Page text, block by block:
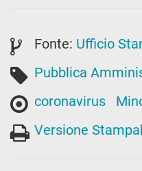
Fonte: Ufficio
Pubblica
coronavirus
Versione